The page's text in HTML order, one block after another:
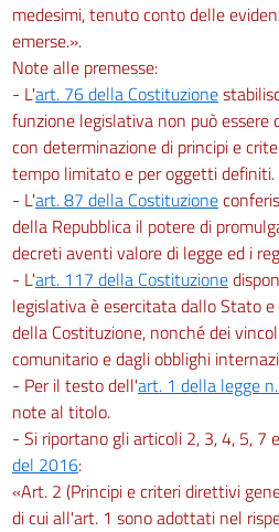
96
97
Titolo XII
DISPOSIZIONI
98
99
100
101
102
103
104
medesimi, tenuto conto delle
emerse.».
Note alle premesse:
- L'art. 76 della Costituzione
funzione legislativa non può essere
con determinazione di principi e
tempo limitato e per oggetti definiti.
- L'art. 87 della Costituzione
della Repubblica il potere di
decreti aventi valore di legge ed i
- L'art. 117 della Costituzione
legislativa è esercitata dallo Stato
della Costituzione, nonché dei
comunitario e dagli obblighi
- Per il testo dell'art. 1 della legge
note al titolo.
- Si riportano gli articoli 2, 3, 4, 5, 7
del 2016:
«Art. 2 (Principi e criteri direttivi
di cui all'art. 1 sono adottati nel